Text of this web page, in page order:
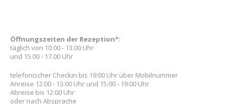
Öffnungszeiten der Rezeption*:
täglich von 10.00 - 13.00 Uhr
und 15.00 - 17.00 Uhr
telefonischer Checkin bis 19:00 Uhr über Mobilnummer
Anreise 12:00 - 13:00 Uhr und 15:00 - 19:00 Uhr
Abreise bis 12:00 Uhr
oder nach Absprache